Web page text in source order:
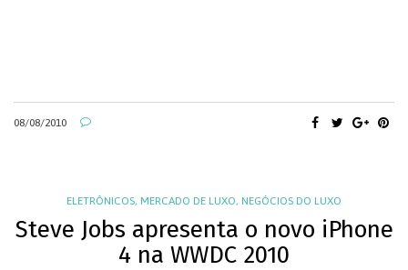
08/08/2010
ELETRÔNICOS, MERCADO DE LUXO, NEGÓCIOS DO LUXO
Steve Jobs apresenta o novo iPhone
4 na WWDC 2010